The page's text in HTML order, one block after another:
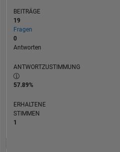
BEITRÄGE
19
Fragen
0
Antworten
ANTWORTZUSTIMMUNG
57.89%
ERHALTENE
STIMMEN
1